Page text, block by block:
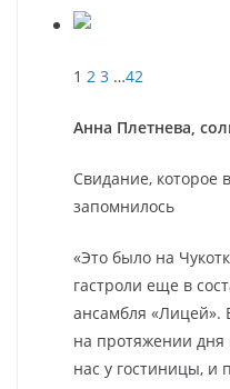
1 2 3 …42
Анна Плетнева,
Свидание, которое
запомнилось
«Это было на
гастроли еще в
ансамбля «Лицей».
на протяжении дня
нас у гостиницы, и